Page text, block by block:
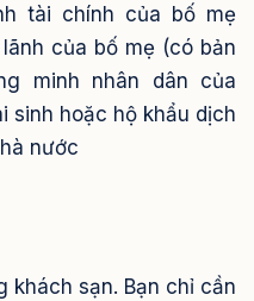
tài chính của bố mẹ
của bố mẹ (có bản
minh nhân dân của
sinh hoặc hộ khẩu dịch
nước
khách sạn. Bạn chỉ cần